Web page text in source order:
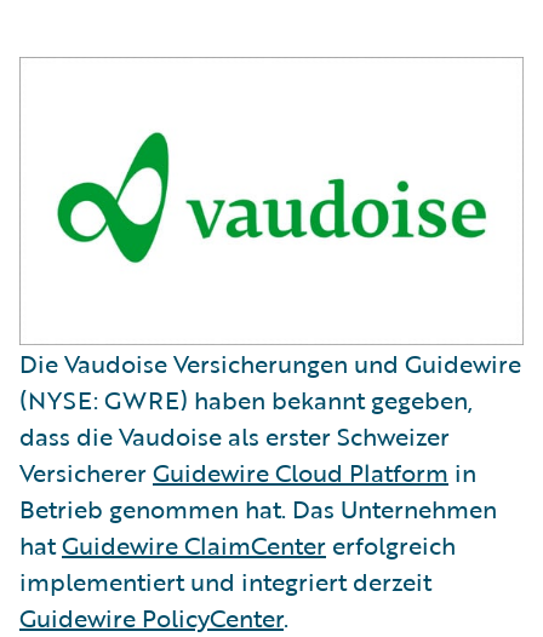
Die Vaudoise Versicherungen und Guidewire
(NYSE: GWRE) haben bekannt gegeben,
dass die Vaudoise als erster Schweizer
VersichererGuidewire Cloud Platform in
Betrieb genommen hat. Das Unternehmen
hatGuidewire ClaimCenter erfolgreich
implementiert und integriert derzeit
Guidewire PolicyCenter.